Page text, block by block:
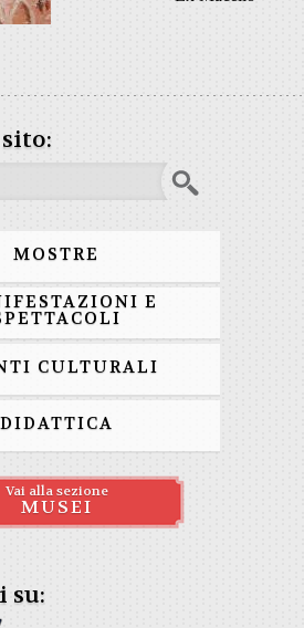
MOSTRE
E
CULTURALI
DIDATTICA
Vai alla sezione
MUSEI
su: